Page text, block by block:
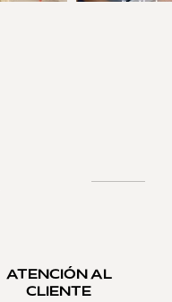
ATENCIÓN AL
CLIENTE